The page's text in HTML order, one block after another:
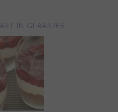
IN GLAASJES